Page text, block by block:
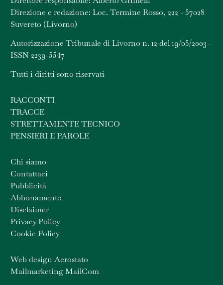
Direzione e redazione: Loc. Termine Rosso, 222 - 57028
Suvereto (Livorno)
Autorizzazione Tribunale di Livorno n. 12 del 19/05/2003 -
ISSN 2239-5547
Tutti i diritti sono riservati
RACCONTI
TRACCE
STRETTAMENTE TECNICO
PENSIERI E PAROLE
Chi siamo
Contattaci
Pubblicità
Abbonamento
Disclaimer
Privacy Policy
Cookie Policy
Web design Aerostato
Mailmarketing MailCom